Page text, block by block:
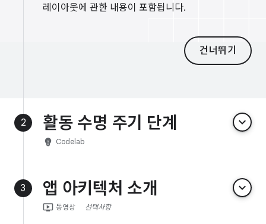
레이아웃에 관한 내용이 포함됩니다.
건너뛰기
2 활동 수명 주기 단계 keyboard_arrow_down
emoji_objects Codelab
3 앱 아키텍처 소개 keyboard_arrow_down
ondemand_video 동영상 선택사항